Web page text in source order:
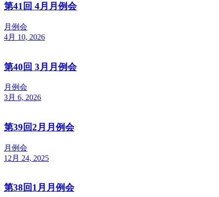
第41回 4月月例会
月例会
4月 10, 2026
第40回 3月月例会
月例会
3月 6, 2026
第39回2月月例会
月例会
12月 24, 2025
第38回1月月例会